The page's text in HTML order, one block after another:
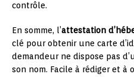
contrôle.
En somme, l’attestation
clé pour obtenir une carte
demandeur ne dispose pas
son nom. Facile à rédiger et à